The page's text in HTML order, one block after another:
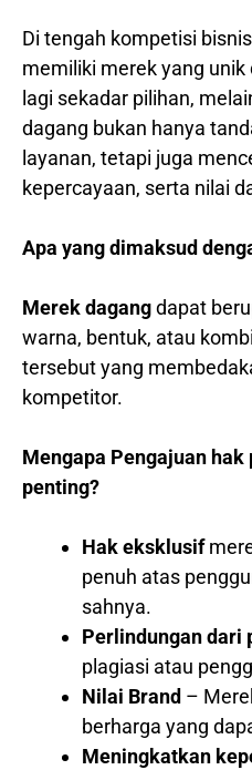
Di tengah kompetisi
memiliki merek yang
lagi sekadar pilihan,
dagang bukan hanya
layanan, tetapi juga
kepercayaan, serta nilai
Apa yang dimaksud
Merek dagangdapat
warna, bentuk, atau
tersebut yang
kompetitor.
Mengapa Pengajuan
penting?
Hak eksklusif
penuh atas
sahnya.
Perlindungan dari
plagiasi atau
Nilai Brand –
berharga yang
Meningkatkan